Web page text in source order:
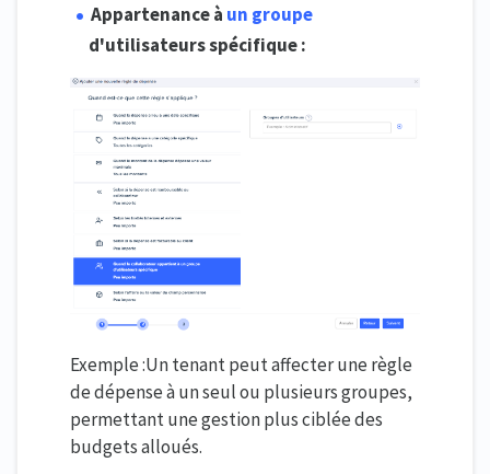
Appartenance à un groupe
d'utilisateurs spécifique :
Exemple :Un tenant peut affecter une règle
de dépense à un seul ou plusieurs groupes,
permettant une gestion plus ciblée des
budgets alloués.